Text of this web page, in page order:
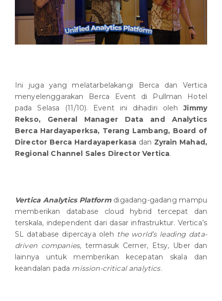
Ini juga yang melatarbelakangi Berca dan Vertica
menyelenggarakan Berca Event di Pullman Hotel
pada Selasa (11/10). Event ini dihadiri olehJimmy
Rekso, General Manager Data and Analytics
Berca Hardayaperksa, Terang Lambang, Board of
Director Berca Hardayaperkasa dan Zyrain Mahad,
Regional Channel Sales Director Vertica.
Vertica Analytics Platformdigadang-gadang mampu
memberikan database cloud hybrid tercepat dan
terskala, independent dari dasar infrastruktur. Vertica’s
SL database dipercaya oleh the world’s leading data-
driven companies, termasuk Cerner, Etsy, Uber dan
lainnya untuk memberikan kecepatan skala dan
keandalan pada mission-critical analytics.